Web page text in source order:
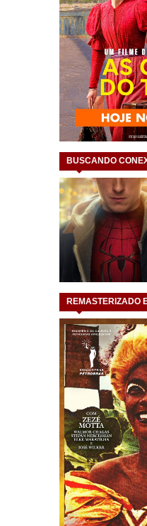
BUSCANDO
REMASTERIZADO